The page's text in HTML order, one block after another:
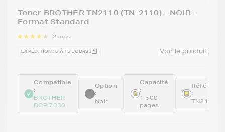
Toner BROTHER TN2110 (TN-2110) - NOIR -
Format Standard
2 avis
EXPÉDITION : 6 À 15 JOURS Voir le produit
Compatible
:
BROTHER
DCP 7030
Option
:
Noir
Capacité
:
1 500
pages
:
TN2110